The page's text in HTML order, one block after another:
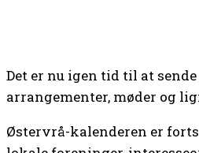
Det er nu igen tid til at
arrangementer, møder og
Østervrå-kalenderen er